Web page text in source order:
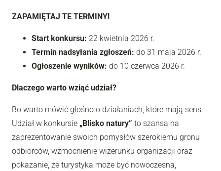
ZAPAMIĘTAJ TE TERMINY!
Start konkursu: 22 kwietnia 2026 r.
Termin nadsyłania zgłoszeń: do 31 maja 2026 r.
Ogłoszenie wyników: do 10 czerwca 2026 r.
Dlaczego warto wziąć udział?
Bo warto mówić głośno o działaniach, które mają sens.
Udział w konkursie „Blisko natury” to szansa na
zaprezentowanie swoich pomysłów szerokiemu gronu
odbiorców, wzmocnienie wizerunku organizacji oraz
pokazanie, że turystyka może być nowoczesna,